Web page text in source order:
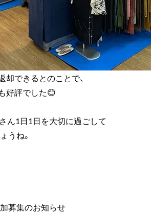
できるとのことで、
好評でした😊
ん1日1日を大切に過ごして
うね。
募集のお知らせ